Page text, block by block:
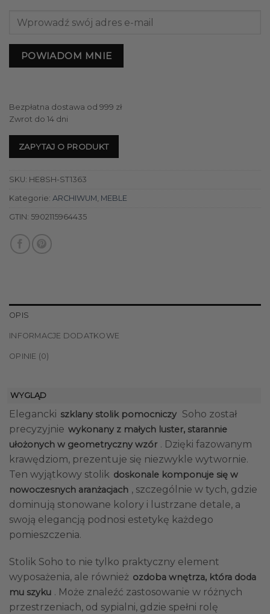
POWIADOM MNIE
Bezpłatna dostawa od 999 zł
Zwrot do 14 dni
ZAPYTAJ O PRODUKT
SKU: HE8SH-ST1363
Kategorie: ARCHIWUM MEBLE
GTIN: 5902115964435
OPIS
INFORMACJE DODATKOWE
OPINIE (0)
WYGLĄD
Elegancki szklany stolik pomocniczy Soho został
precyzyjnie wykonany z małych luster, starannie
ułożonych w geometryczny wzór . Dzięki fazowanym
krawędziom, prezentuje się niezwykle wytwornie.
Ten wyjątkowy stolik doskonale komponuje się w
nowoczesnych aranżacjach , szczególnie w tych, gdzie
dominują stonowane kolory i lustrzane detale, a
swoją elegancją podnosi estetykę każdego
pomieszczenia.
Stolik Soho to nie tylko praktyczny element
wyposażenia, ale również ozdoba wnętrza, która doda
mu szyku . Może znaleźć zastosowanie w różnych
przestrzeniach, od sypialni, gdzie spełni rolę